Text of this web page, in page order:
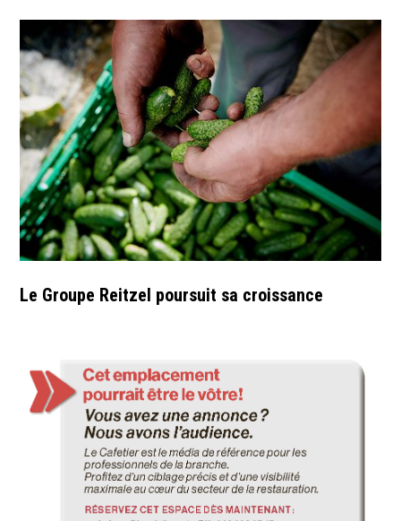
Le Groupe Reitzel poursuit sa croissance